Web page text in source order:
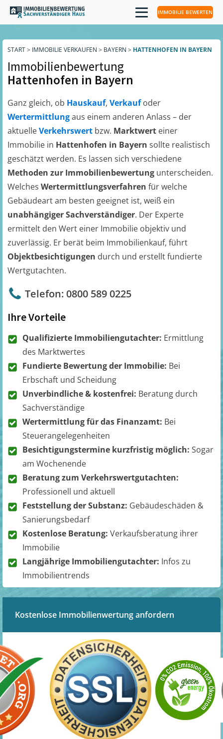
IMMOBILIE BEWERTEN
START> IMMOBILIE VERKAUFEN > BAYERN > HATTENHOFEN IN BAYERN
Immobilienbewertung
Hattenhofen in Bayern
Ganz gleich, ob Hauskauf, Verkaufoder
Wertermittlungaus einem anderen Anlass – der
aktuelleVerkehrswert bzw. Marktwert einer
Immobilie in Hattenhofen in Bayern sollte realistisch
geschätzt werden. Es lassen sich verschiedene
Methoden zur Immobilienbewertung unterscheiden.
Welches Wertermittlungsverfahren für welche
Gebäudeart am besten geeignet ist, weiß ein
unabhängiger Sachverständiger. Der Experte
ermittelt den Wert einer Immobilie objektiv und
zuverlässig. Er berät beim Immobilienkauf, führt
Objektbesichtigungen durch und erstellt fundierte
Wertgutachten.
Telefon: 0800 589 0225
Ihre Vorteile
Qualifizierte Immobiliengutachter: Ermittlung
des Marktwertes
Fundierte Bewertung der Immobilie: Bei
Erbschaft und Scheidung
Unverbindliche & kostenfrei: Beratung durch
Sachverständige
Wertermittlung für das Finanzamt: Bei
Steuerangelegenheiten
Besichtigungstermine kurzfristig möglich: Sogar
am Wochenende
Beratung zum Verkehrswertgutachten:
Professionell und aktuell
Feststellung der Substanz: Gebäudeschäden &
Sanierungsbedarf
Kostenlose Beratung: Verkaufsberatung ihrer
Immobilie
Langjährige Immobiliengutachter: Infos zu
Immobilientrends
Kostenlose Immobilienwertung anfordern